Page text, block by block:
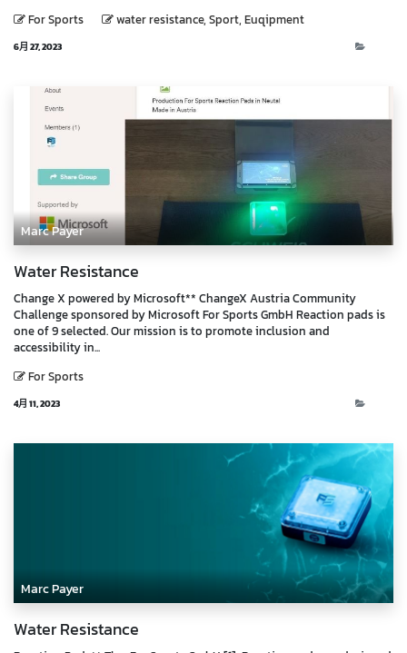
For Sports
water resistance, Sport, Euqipment
6月 27, 2023
Marc Payer
Water Resistance
Change X powered by Microsoft** ChangeX Austria Community
Challenge sponsored by Microsoft For Sports GmbH Reaction pads is
one of 9 selected. Our mission is to promote inclusion and
accessibility in...
For Sports
4月 11, 2023
Marc Payer
Water Resistance